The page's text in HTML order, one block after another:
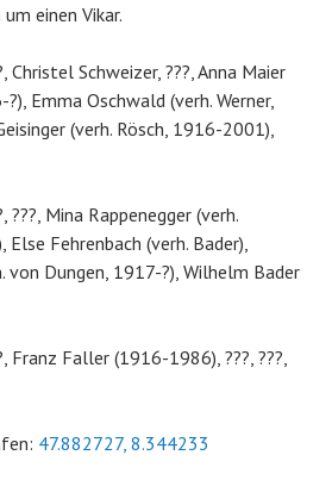
einen Vikar.
Christel Schweizer, ???, Anna Maier
Emma Oschwald (verh. Werner,
(verh. Rösch, 1916-2001),
???, Mina Rappenegger (verh.
Fehrenbach (verh. Bader),
von Dungen, 1917-?), Wilhelm Bader
Franz Faller (1916-1986), ???, ???,
47.882727, 8.344233